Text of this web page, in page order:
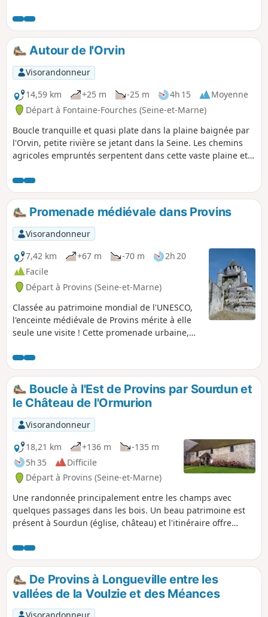
jusqu'à l'église en laissant sur votre gauche le lavoir
réhabilité. Vous revenez sur vos pas jusque la Rue du Mazot
pour monter à droite sur les hauteurs et vous aurez une
vue sur la centrale électrique, sur le village et l'abbaye.
Autour de l'Orvin
Visorandonneur
14,59 km
+25 m -25 m 4h 15
Moyenne
Départ à Fontaine-Fourches (Seine-et-Marne)
Boucle tranquille et quasi plate dans la plaine baignée par
l'Orvin, petite rivière se jetant dans la Seine. Les chemins
agricoles empruntés serpentent dans cette vaste plaine et
suite, de longer l'Orvin.
Promenade médiévale dans Provins
Visorandonneur
7,42 km
+67 m -70 m
2h 20
Facile
Départ à Provins (Seine-et-Marne)
Classée au patrimoine mondial de l'UNESCO,
l'enceinte médiévale de Provins mérite à elle
seule une visite ! Cette promenade urbaine,
découvrir les principaux sites et monuments
de la ville : remparts, église romane et
collégiale gothique, ancien couvent, ... et la
célèbre Tour César. Circuit conçu par la
Communauté de Communes du Pays du
Provinois et balisé par la FFRP.
Boucle à l'Est de Provins par Sourdun et
le Château de l'Ormurion
Visorandonneur
18,21 km
+136 m
-135 m
5h 35
Difficile
Départ à Provins (Seine-et-Marne)
Une randonnée principalement entre les champs avec
quelques passages dans les bois. Un beau patrimoine est
présent à Sourdun (église, château) et l'itinéraire offre
Collégiale Saint-Quiriace et la Tour César de Provins.
De Provins à Longueville entre les
vallées de la Voulzie et des Méances